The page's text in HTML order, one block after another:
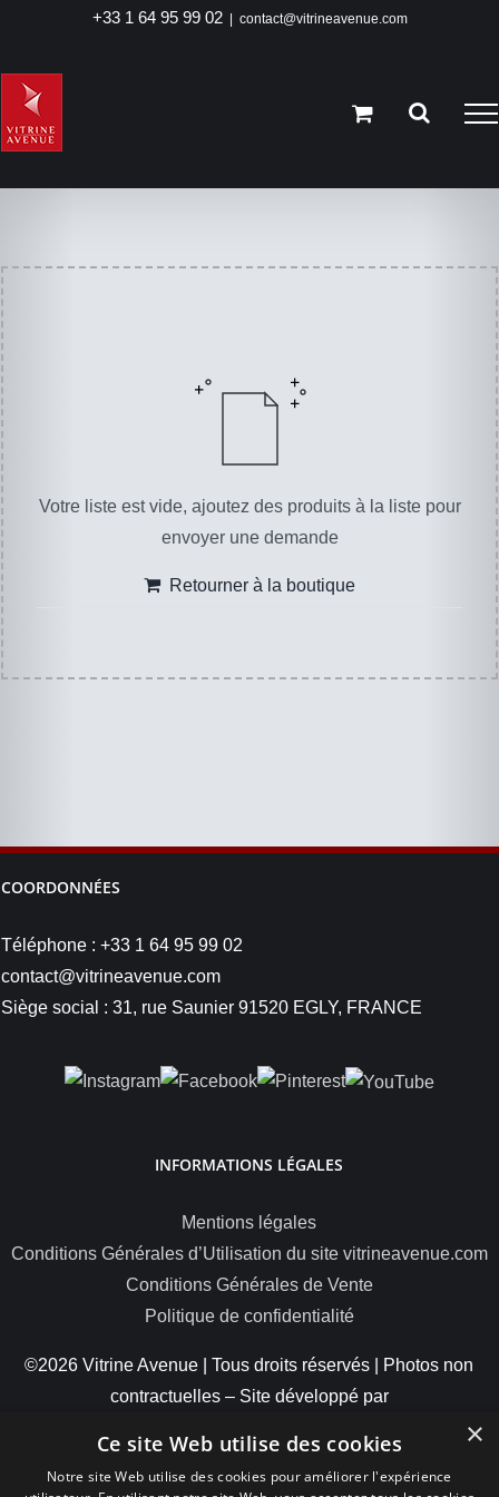
contenu
+33 1 64 95 99 02 contact@vitrineavenue.com
Votre liste est vide, ajoutez des produits à la liste pour
envoyer une demande
Retourner à la boutique
COORDONNÉES
Téléphone : +33 1 64 95 99 02
contact@vitrineavenue.com
Siège social : 31, rue Saunier 91520 EGLY, FRANCE
INFORMATIONS LÉGALES
Mentions légales
Conditions Générales d’Utilisation du site vitrineavenue.com
Conditions Générales de Vente
Politique de confidentialité
©2026 Vitrine Avenue | Tous droits réservés | Photos non
contractuelles – Site développé par
×
Ce site Web utilise des cookies
Notre site Web utilise des cookies pour améliorer l'expérience